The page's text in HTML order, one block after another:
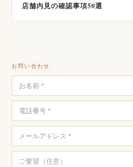
店舗内見の確認事項50選
お問い合わせ